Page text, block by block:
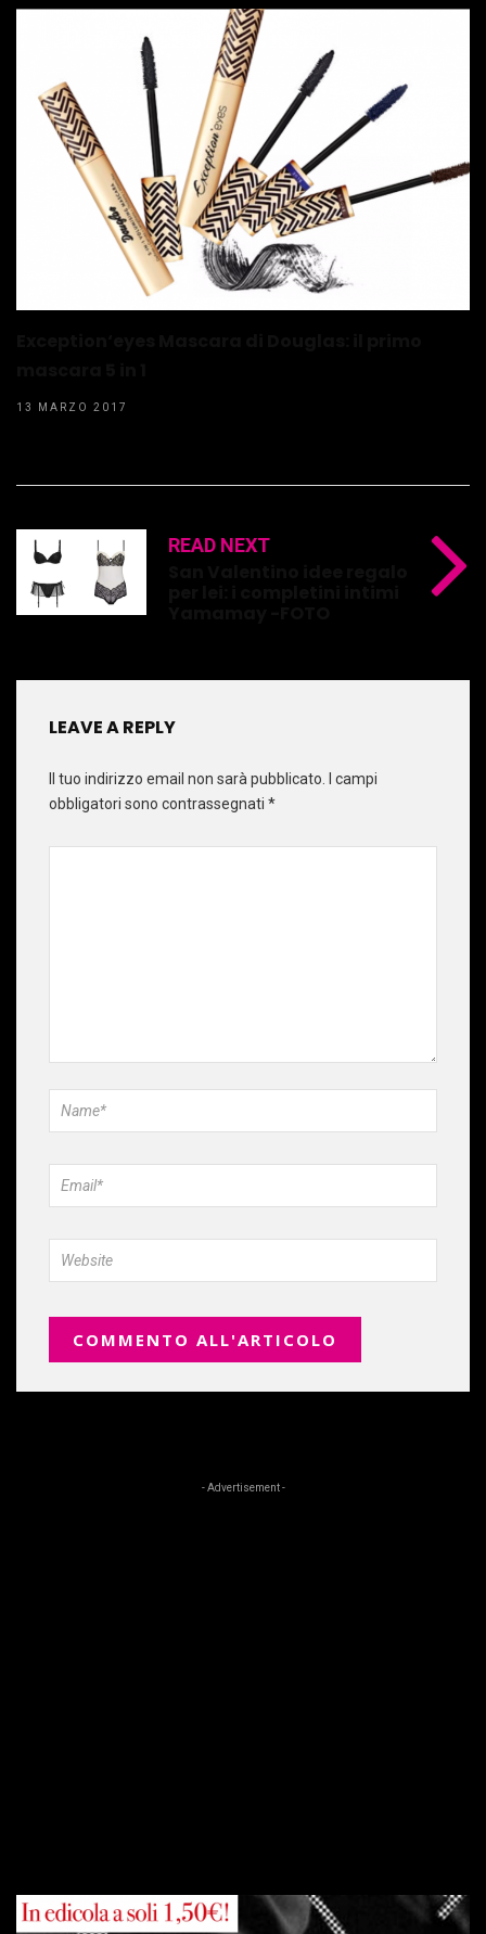
13 MARZO 2017
READ NEXT
LEAVE A REPLY
Il tuo indirizzo email non sarà pubblicato. I campi
obbligatori sono contrassegnati *
- Advertisement -